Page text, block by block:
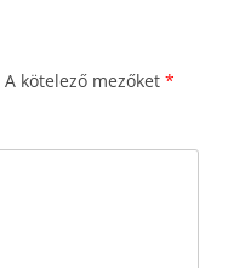
A kötelező mezőket *